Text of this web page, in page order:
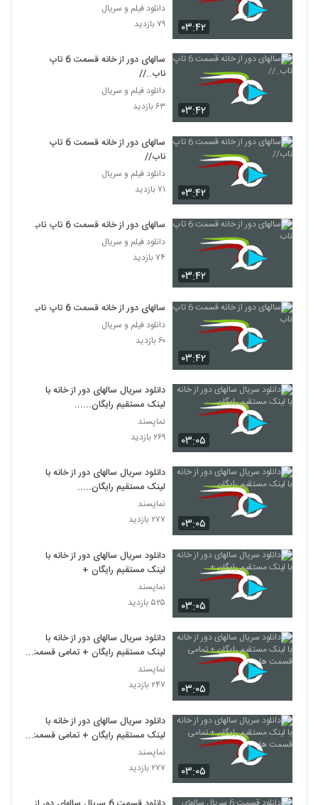
۰۳:۴۲
دانلود فیلم و سریال
۷۹ بازدید
۰۳:۴۲
سالهای دور از خانه قسمت 6 تاپ
ناب..//
دانلود فیلم و سریال
۶۳ بازدید
۰۳:۴۲
سالهای دور از خانه قسمت 6 تاپ
ناب//
دانلود فیلم و سریال
۷۱ بازدید
۰۳:۴۲
سالهای دور از خانه قسمت 6 تاپ ناب
دانلود فیلم و سریال
۷۴ بازدید
۰۳:۴۲
سالهای دور از خانه قسمت 6 تاپ ناب
دانلود فیلم و سریال
۶۰ بازدید
۰۳:۰۵
دانلود سریال سالهای دور از خانه با
لینک مستقیم رایگان......
نماپسند
۲۶۹ بازدید
۰۳:۰۵
دانلود سریال سالهای دور از خانه با
لینک مستقیم رایگان.....
نماپسند
۲۷۷ بازدید
۰۳:۰۵
دانلود سریال سالهای دور از خانه با
لینک مستقیم رایگان +
نماپسند
۵۲۵ بازدید
۰۳:۰۵
دانلود سریال سالهای دور از خانه با
لینک مستقیم رایگان + تمامی قسمت
ها
نماپسند
۲۴۷ بازدید
۰۳:۰۵
دانلود سریال سالهای دور از خانه با
لینک مستقیم رایگان + تمامی قسمت
ها،
نماپسند
۲۷۷ بازدید